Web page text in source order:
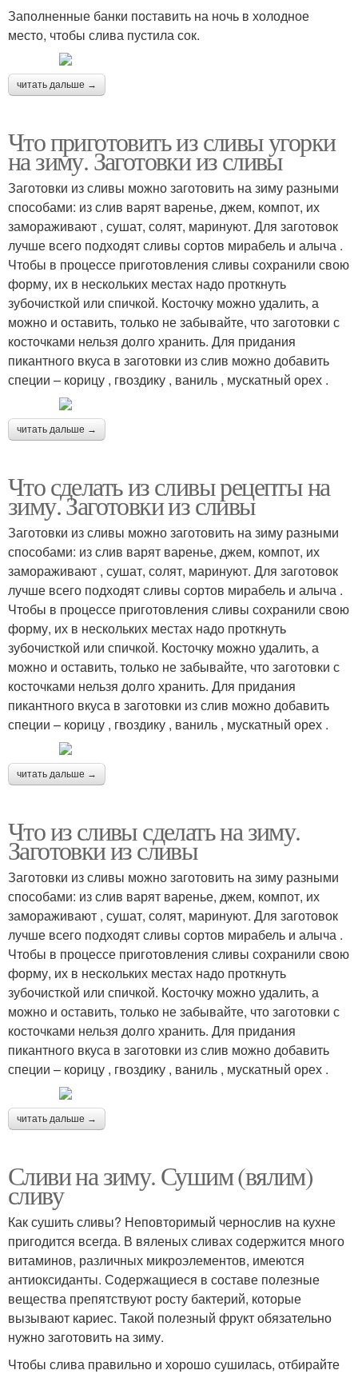
Заполненные банки поставить на ночь в холодное
место, чтобы слива пустила сок.
читать дальше →
Что приготовить из сливы угорки
на зиму. Заготовки из сливы
Заготовки из сливы можно заготовить на зиму разными
способами: из слив варят варенье, джем, компот, их
замораживают , сушат, солят, маринуют. Для заготовок
лучше всего подходят сливы сортов мирабель и алыча .
Чтобы в процессе приготовления сливы сохранили свою
форму, их в нескольких местах надо проткнуть
зубочисткой или спичкой. Косточку можно удалить, а
можно и оставить, только не забывайте, что заготовки с
косточками нельзя долго хранить. Для придания
пикантного вкуса в заготовки из слив можно добавить
специи – корицу , гвоздику , ваниль , мускатный орех .
читать дальше →
Что сделать из сливы рецепты на
зиму. Заготовки из сливы
Заготовки из сливы можно заготовить на зиму разными
способами: из слив варят варенье, джем, компот, их
замораживают , сушат, солят, маринуют. Для заготовок
лучше всего подходят сливы сортов мирабель и алыча .
Чтобы в процессе приготовления сливы сохранили свою
форму, их в нескольких местах надо проткнуть
зубочисткой или спичкой. Косточку можно удалить, а
можно и оставить, только не забывайте, что заготовки с
косточками нельзя долго хранить. Для придания
пикантного вкуса в заготовки из слив можно добавить
специи – корицу , гвоздику , ваниль , мускатный орех .
читать дальше →
Что из сливы сделать на зиму.
Заготовки из сливы
Заготовки из сливы можно заготовить на зиму разными
способами: из слив варят варенье, джем, компот, их
замораживают , сушат, солят, маринуют. Для заготовок
лучше всего подходят сливы сортов мирабель и алыча .
Чтобы в процессе приготовления сливы сохранили свою
форму, их в нескольких местах надо проткнуть
зубочисткой или спичкой. Косточку можно удалить, а
можно и оставить, только не забывайте, что заготовки с
косточками нельзя долго хранить. Для придания
пикантного вкуса в заготовки из слив можно добавить
специи – корицу , гвоздику , ваниль , мускатный орех .
читать дальше →
Сливи на зиму. Сушим (вялим)
сливу
Как сушить сливы? Неповторимый чернослив на кухне
пригодится всегда. В вяленых сливах содержится много
витаминов, различных микроэлементов, имеются
антиоксиданты. Содержащиеся в составе полезные
вещества препятствуют росту бактерий, которые
вызывают кариес. Такой полезный фрукт обязательно
нужно заготовить на зиму.
Чтобы слива правильно и хорошо сушилась, отбирайте